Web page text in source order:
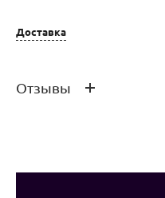
Доставка
Отзывы